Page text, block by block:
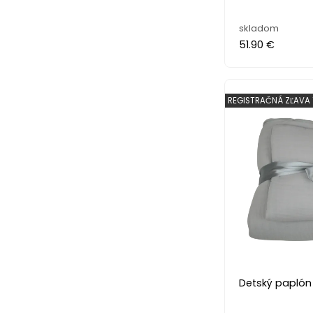
skladom
51.90 €
Detský paplón
REGISTRAČNÁ ZĽAVA